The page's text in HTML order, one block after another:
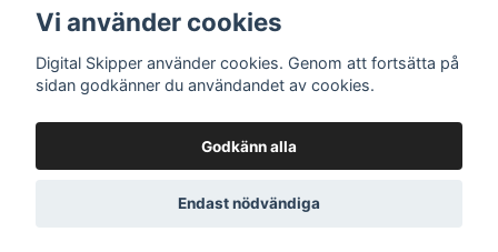
© 2026 Digital Skipper
Vi använder cookies
Digital Skipper använder cookies. Genom att fortsätta på
sidan godkänner du användandet av cookies.
Godkänn alla
Endast nödvändiga